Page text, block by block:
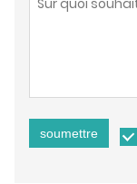
soumettre